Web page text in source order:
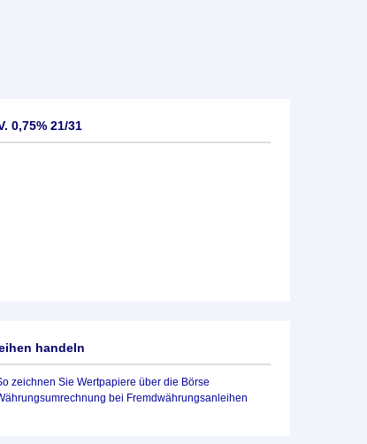
0,75% 21/31
handeln
zeichnen Sie Wertpapiere über die Börse
bei Fremdwährungsanleihen